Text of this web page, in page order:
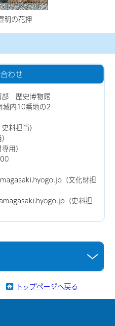
明の花押
わせ
部 歴史博物館
内10番地の2
料担当）
用）
（文化財担
（史料担
トップページへ戻る